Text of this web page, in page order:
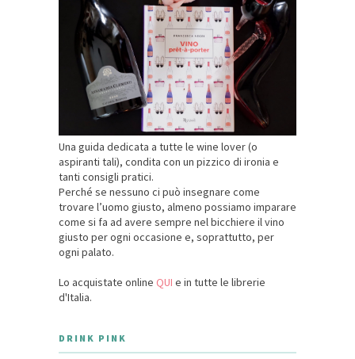
Una guida dedicata a tutte le wine lover (o
aspiranti tali), condita con un pizzico di ironia e
tanti consigli pratici.
Perché se nessuno ci può insegnare come
trovare l’uomo giusto, almeno possiamo imparare
come si fa ad avere sempre nel bicchiere il vino
giusto per ogni occasione e, soprattutto, per
ogni palato.
Lo acquistate online QUI e in tutte le librerie
d'Italia.
DRINK PINK